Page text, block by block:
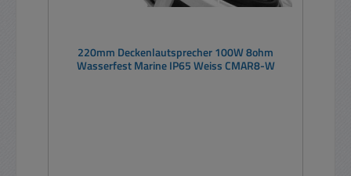
220mm Deckenlautsprecher 100W 8ohm
Wasserfest Marine IP65 Weiss CMAR8-W